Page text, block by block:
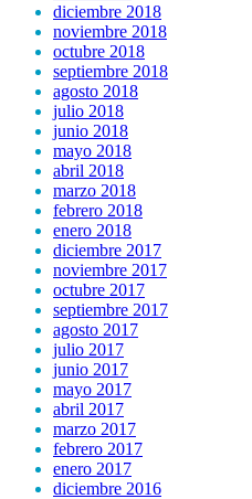
diciembre 2018
noviembre 2018
octubre 2018
septiembre 2018
agosto 2018
julio 2018
junio 2018
mayo 2018
abril 2018
marzo 2018
febrero 2018
enero 2018
diciembre 2017
noviembre 2017
octubre 2017
septiembre 2017
agosto 2017
julio 2017
junio 2017
mayo 2017
abril 2017
marzo 2017
febrero 2017
enero 2017
diciembre 2016